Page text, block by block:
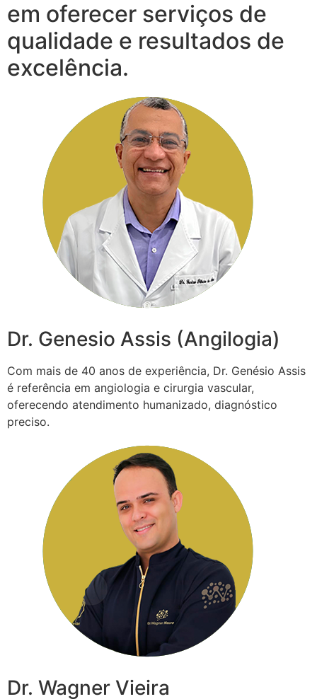
em oferecer serviços de
qualidade e resultados de
excelência.
Dr. Genesio Assis (Angilogia)
Com mais de 40 anos de experiência, Dr. Genésio Assis
é referência em angiologia e cirurgia vascular,
oferecendo atendimento humanizado, diagnóstico
preciso.
Dr. Wagner Vieira